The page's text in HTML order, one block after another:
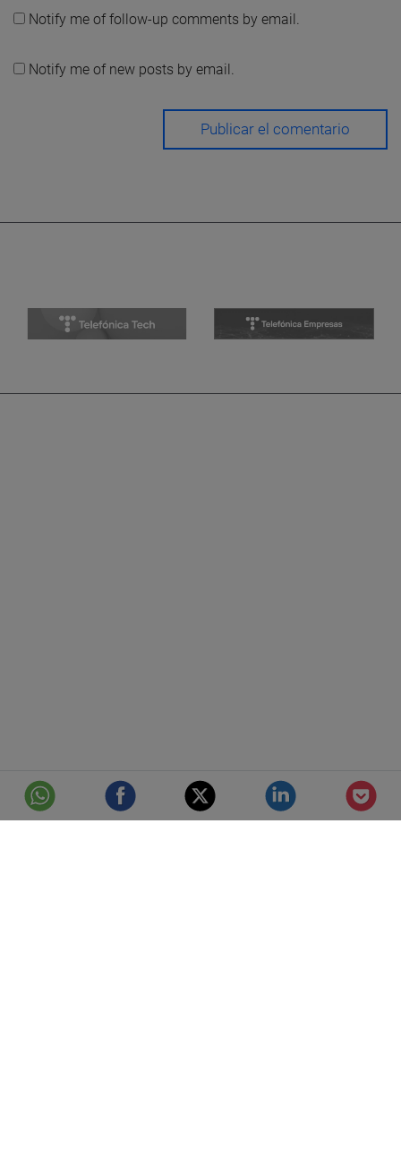
Notify me of follow-up comments by email.
Notify me of new posts by email.